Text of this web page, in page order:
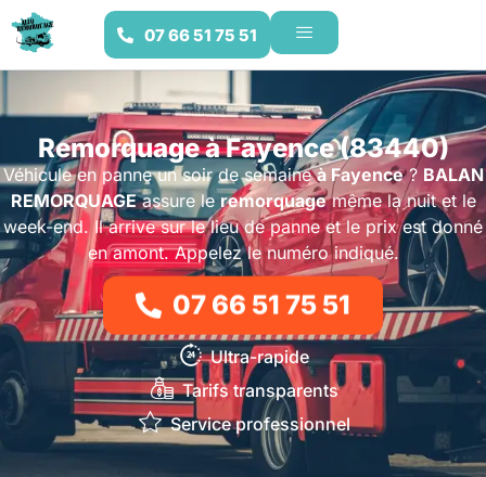
07 66 51 75 51
Remorquage à Fayence (83440)
Véhicule en panne un soir de semaineà Fayence? BALAN
REMORQUAGEassure leremorquagemême la nuit et le
week-end. Il arrive sur le lieu de panne et le prix est donné
en amont. Appelez le numéro indiqué.
07 66 51 75 51
Ultra-rapide
Tarifs transparents
Service professionnel